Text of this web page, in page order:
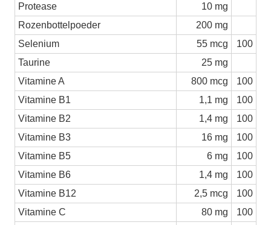
Protease
10 mg
Rozenbottelpoeder
200 mg
Selenium
55 mcg
100
Taurine
25 mg
Vitamine A
800 mcg
100
Vitamine B1
1,1 mg
100
Vitamine B2
1,4 mg
100
Vitamine B3
16 mg
100
Vitamine B5
6 mg
100
Vitamine B6
1,4 mg
100
Vitamine B12
2,5 mcg
100
Vitamine C
80 mg
100